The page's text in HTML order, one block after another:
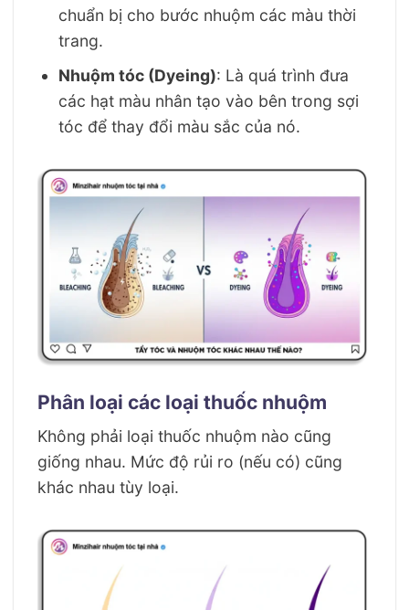
chuẩn bị cho bước nhuộm các màu thời
trang.
Nhuộm tóc (Dyeing): Là quá trình đưa
các hạt màu nhân tạo vào bên trong sợi
tóc để thay đổi màu sắc của nó.
Phân loại các loại thuốc nhuộm
Không phải loại thuốc nhuộm nào cũng
giống nhau. Mức độ rủi ro (nếu có) cũng
khác nhau tùy loại.